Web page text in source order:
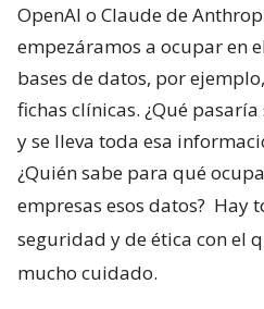
OpenAI o Claude de
empezáramos a ocupar en
bases de datos, por
fichas clínicas. ¿Qué
y se lleva toda esa
¿Quién sabe para qué
empresas esos datos? Hay
seguridad y de ética con el
mucho cuidado.